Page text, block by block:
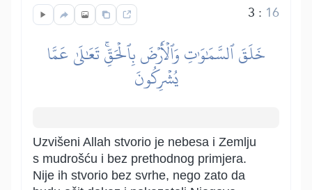
3 : 16
خَلَقَ ٱلسَّمَٰوَٰتِ وَٱلۡأَرۡضَ بِٱلۡحَقِّۚ تَعَٰلَىٰ عَمَّا
يُشۡرِكُونَ
Uzvišeni Allah stvorio je nebesa i Zemlju
s mudrošću i bez prethodnog primjera.
Nije ih stvorio bez svrhe, nego zato da